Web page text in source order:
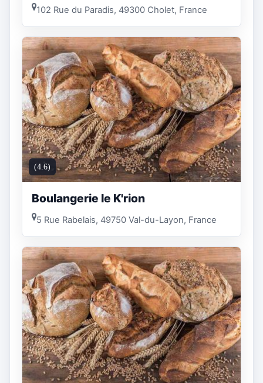
102 Rue du Paradis, 49300 Cholet, France
(4.6)
Boulangerie le K'rion
5 Rue Rabelais, 49750 Val-du-Layon, France